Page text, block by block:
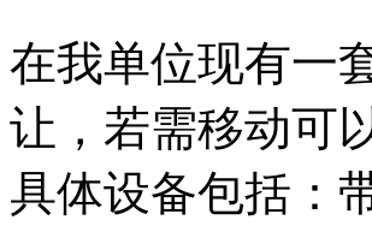
在我单位现有一
让，若需移动可
具体设备包括：